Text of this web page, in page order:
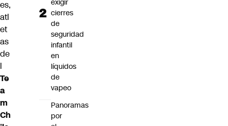
es,
atl
et
as
de
l
Te
a
m
Ch
exigir
cierres
de
seguridad
infantil
en
líquidos
de
vapeo
Panoramas
por